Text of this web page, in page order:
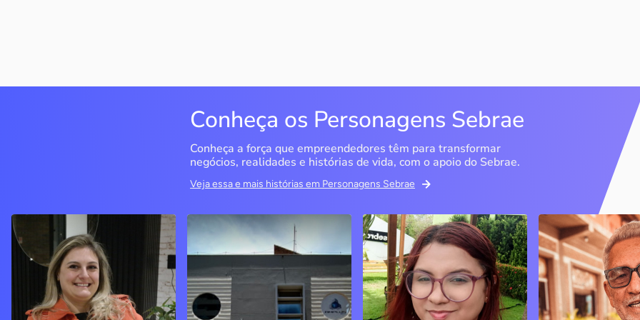
Conheça os Personagens Sebrae
Conheça a força que empreendedores têm para transformar
negócios, realidades e histórias de vida, com o apoio do Sebrae.
Veja essa e mais histórias em Personagens Sebrae
Delucci
Bento Gonçalves / RS
Sem saber muito sobre
empreendedorismo, o casal
contou com o Sebrae para
aprender tudo sobre o
Infoecia Software
Ltda
Londrina / PR
Com mais de 20 anos de
mercado, o empresário
contou com o Sebrae para o
Memória Ancestral
São Luís / MA
Ao lado da irmã e com o
apoio do Sebrae, a Memória
Ancestral utiliza inteligência
artificial com o objetivo de
Espedito
Nova Olinda / CE
Peças criadas
cearense já foram
apresentadas em
novelas, desfiles